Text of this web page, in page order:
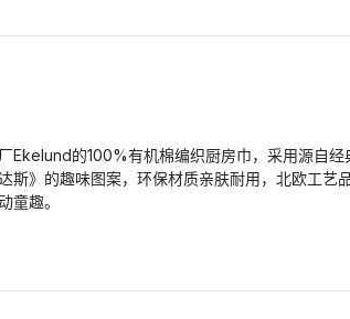
Ekelund的100%有机棉编织厨房巾，采用源自经
斯》的趣味图案，环保材质亲肤耐用，北欧工艺
童趣。